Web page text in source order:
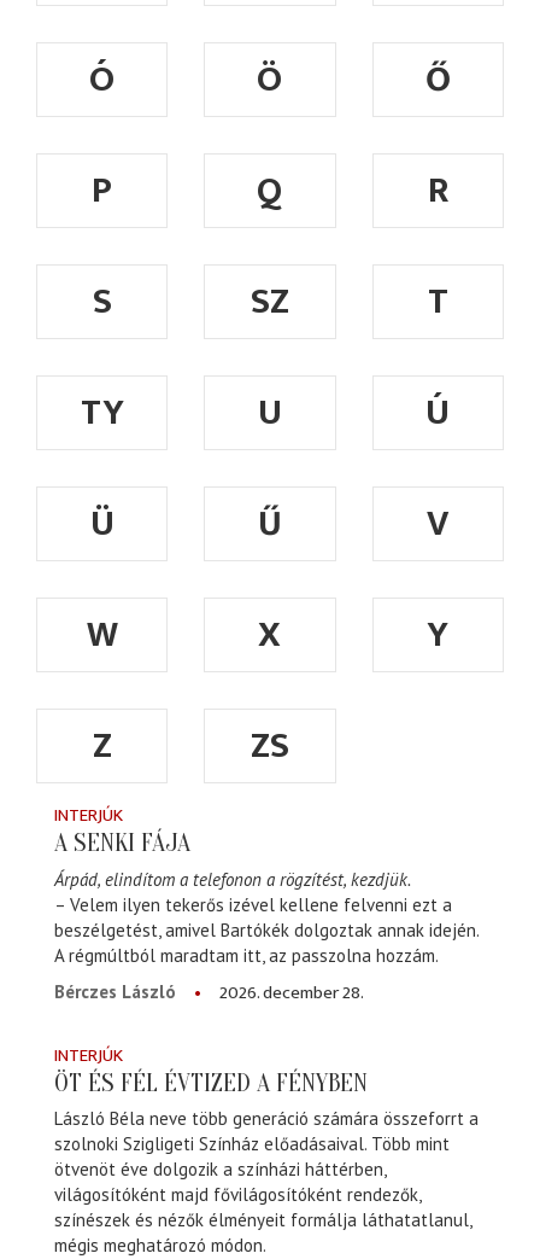
Ó Ö
Ő
P
Q
R
S
SZ
T
TY
U
Ú
Ü
Ű
V
W
X
Y
Z
ZS
INTERJÚK
A SENKI FÁJA
Árpád, elindítom a telefonon a rögzítést, kezdjük.
– Velem ilyen tekerős izével kellene felvenni ezt a
beszélgetést, amivel Bartókék dolgoztak annak idején.
A régmúltból maradtam itt, az passzolna hozzám.
Bérczes László
2026. december 28.
INTERJÚK
ÖT ÉS FÉL ÉVTIZED A FÉNYBEN
László Béla neve több generáció számára összeforrt a
szolnoki Szigligeti Színház előadásaival. Több mint
ötvenöt éve dolgozik a színházi háttérben,
világosítóként majd fővilágosítóként rendezők,
színészek és nézők élményeit formálja láthatatlanul,
mégis meghatározó módon.